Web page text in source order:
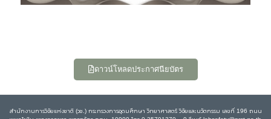
ดาวน์โหลดประกาศนียบัตร
สำนักงานการวิจัยแห่งชาติ (วช.) กระทรวงการอุดมศึกษา วิทยาศาสตร์ วิจัยและนวัตกรรม เลขที่ 196 ถนน